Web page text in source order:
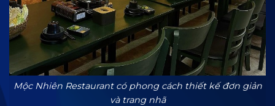
Mộc Nhiên Restaurant có phong cách thiết kế đơn giản
và trang nhã